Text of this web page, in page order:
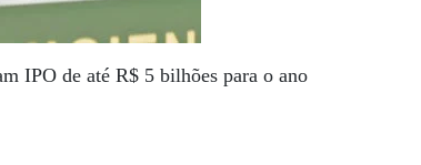
IPO de até R$ 5 bilhões para o ano